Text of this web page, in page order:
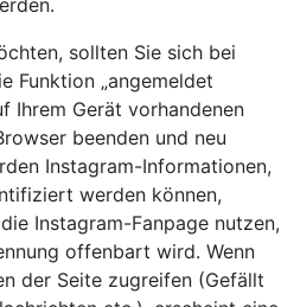
sollten Sie sich bei
Funktion „angemeldet
Ihrem Gerät vorhandenen
beenden und neu
Instagram-Informationen,
werden können,
Instagram-Fanpage nutzen,
offenbart wird. Wenn
der Seite zugreifen (Gefällt